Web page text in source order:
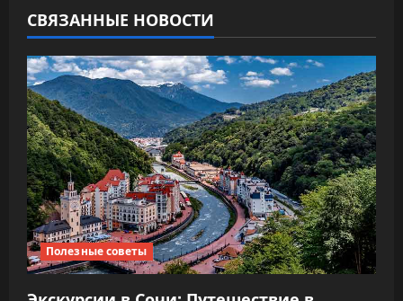
о
з
а
п
и
с
я
м
СВЯЗАННЫЕ НОВОСТИ
Полезные советы